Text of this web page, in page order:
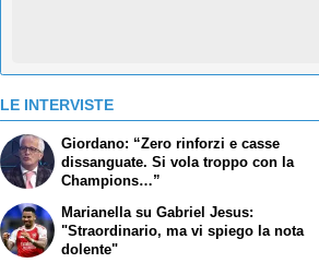
LE INTERVISTE
Giordano: “Zero rinforzi e casse
dissanguate. Si vola troppo con la
Champions…”
Marianella su Gabriel Jesus:
"Straordinario, ma vi spiego la nota
dolente"